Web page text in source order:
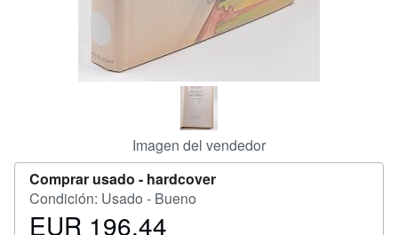
Imagen del vendedor
Comprar usado - hardcover
Condición: Usado - Bueno
Precio
EUR 196,44